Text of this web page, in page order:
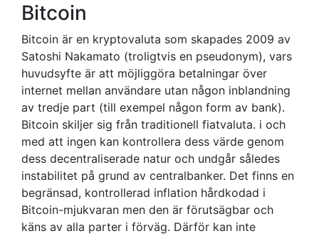
Bitcoin
Bitcoin är en kryptovaluta som skapades 2009 av
Satoshi Nakamato (troligtvis en pseudonym), vars
huvudsyfte är att möjliggöra betalningar över
internet mellan användare utan någon inblandning
av tredje part (till exempel någon form av bank).
Bitcoin skiljer sig från traditionell fiatvaluta. i och
med att ingen kan kontrollera dess värde genom
dess decentraliserade natur och undgår således
instabilitet på grund av centralbanker. Det finns en
begränsad, kontrollerad inflation hårdkodad i
Bitcoin-mjukvaran men den är förutsägbar och
käns av alla parter i förväg. Därför kan inte